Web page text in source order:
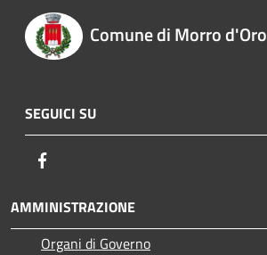
Comune di Morro d'Oro
SEGUICI SU
AMMINISTRAZIONE
Organi di Governo